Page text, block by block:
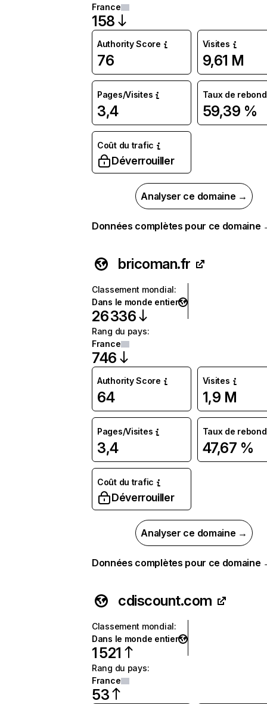
France
158
Authority Score
76
Visites
9,61 M
Pages/Visites
3,4
Taux de rebond
59,39 %
Coût du trafic
Déverrouiller
Analyser ce domaine →
Données complètes pour ce domaine
bricoman.fr
Classement mondial:
Dans le monde entier
26 336
Rang du pays:
France
746
Authority Score
64
Visites
1,9 M
Pages/Visites
3,4
Taux de rebond
47,67 %
Coût du trafic
Déverrouiller
Analyser ce domaine →
Données complètes pour ce domaine
cdiscount.com
Classement mondial:
Dans le monde entier
1 521
Rang du pays:
France
53